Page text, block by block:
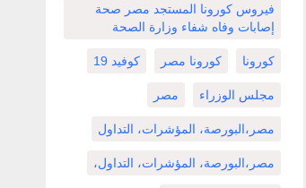
فيروس كورونا المستجد مصر صحة
إصابات وفاه شفاء وزارة الصحة
كورونا كورونا مصر كوفيد 19
مجلس الوزراء مصر
مصر،البورصة، المؤشرات، التداول
مصر،البورصة، المؤشرات، التداول،